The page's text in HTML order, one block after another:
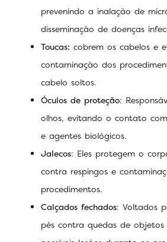
prevenindo a inalação de
disseminação de doenças
Toucas: cobrem os cabelos e
contaminação dos
cabelo soltos.
Óculos de proteção:
olhos, evitando o contato
e agentes biológicos.
Jalecos: Eles protegem o
contra respingos e
procedimentos.
Calçados fechados: Voltados
pés contra quedas de